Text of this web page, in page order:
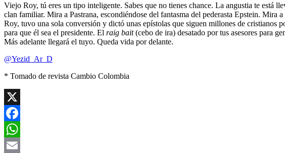
Viejo Roy, tú eres un tipo inteligente. Sabes que no tienes chance. La angustia te
clan familiar. Mira a Pastrana, escondiéndose del fantasma del pederasta Epstein.
Roy, tuvo una sola conversión y dictó unas epístolas que siguen millones de
para que él sea el presidente. El raig bait(cebo de ira) desatado por tus asesores para
Más adelante llegará el tuyo. Queda vida por delante.
@Yezid_Ar_D
* Tomado de revista Cambio Colombia
X
Facebook
WhatsApp